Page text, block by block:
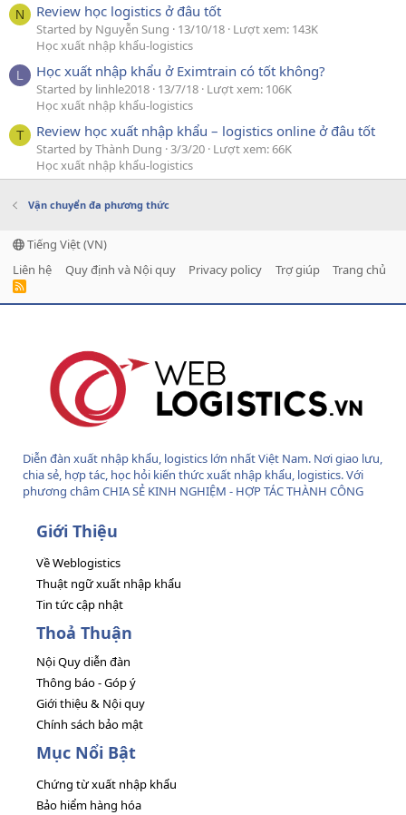
N Review học logistics ở đâu tốt
Started by Nguyễn Sung 13/10/18 Lượt xem: 143K
Học xuất nhập khẩu-logistics
L Học xuất nhập khẩu ở Eximtrain có tốt không?
Started by linhle2018 13/7/18 Lượt xem: 106K
Học xuất nhập khẩu-logistics
T Review học xuất nhập khẩu – logistics online ở đâu tốt
Started by Thành Dung 3/3/20 Lượt xem: 66K
Học xuất nhập khẩu-logistics
Vận chuyển đa phương thức
Tiếng Việt (VN)
Liên hệ
Quy định và Nội quy Privacy policy Trợ giúp Trang chủ
R
Diễn đàn xuất nhập khẩu, logistics lớn nhất Việt Nam. Nơi giao lưu,
chia sẻ, hợp tác, học hỏi kiến thức xuất nhập khẩu, logistics. Với
phương châm CHIA SẺ KINH NGHIỆM - HỢP TÁC THÀNH CÔNG
Giới Thiệu
Về Weblogistics
Thuật ngữ xuất nhập khẩu
Tin tức cập nhật
Thoả Thuận
Nội Quy diễn đàn
Thông báo - Góp ý
Giới thiệu & Nội quy
Chính sách bảo mật
Mục Nổi Bật
Chứng từ xuất nhập khẩu
Bảo hiểm hàng hóa